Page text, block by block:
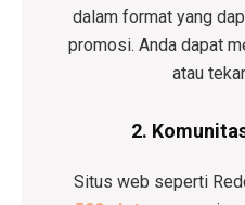
dalam format yang
promosi. Anda dapat
atau
2.
Situs web seperti